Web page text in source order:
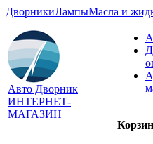
ДворникиЛампыМасла и
Авто Дворник
ИНТЕРНЕТ-
МАГАЗИН